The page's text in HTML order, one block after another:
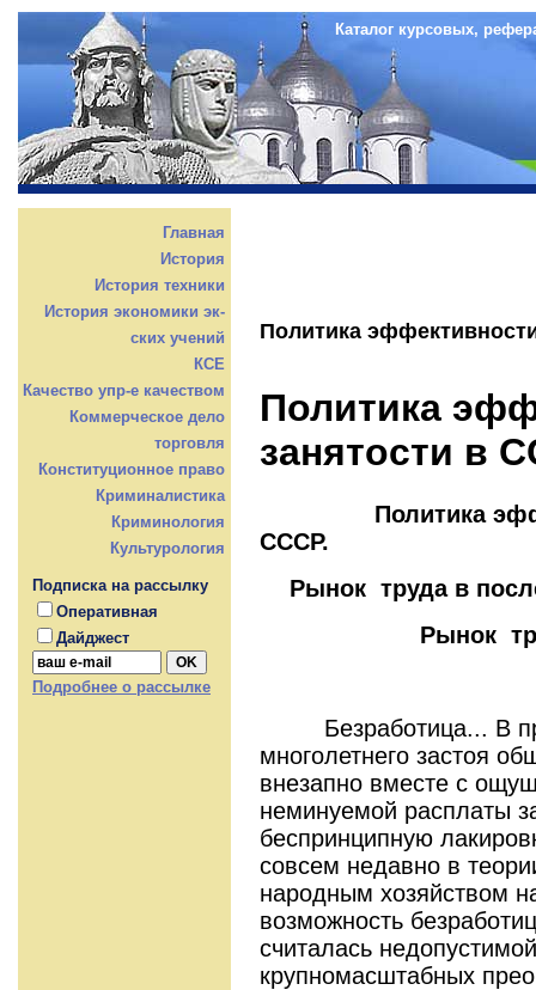
Каталог курсовых,
Главная
История
История техники
История экономики эк-
ских учений
КСЕ
Качество упр-е качеством
Коммерческое дело
торговля
Конституционное право
Криминалистика
Криминология
Культурология
Подписка на рассылку
Оперативная
Дайджест
Подробнее о рассылке
Политика
Политика
занятости в
Политика
СССР.
Рынок труда в
Рынок
Безработица... В
многолетнего застоя
внезапно вместе с
неминуемой расплаты
беспринципную
совсем недавно в
народным хозяйством
возможность
считалась
крупномасштабных